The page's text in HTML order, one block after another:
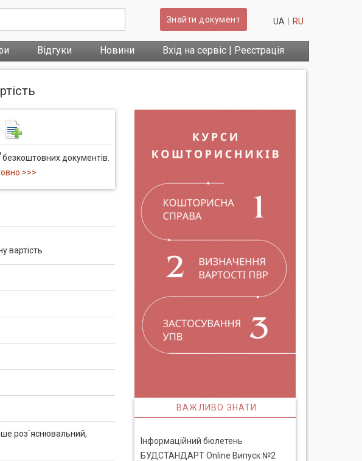
Знайти документ UA RU
Відгуки Новини Вхід на сервіс | Реєстрація
безкоштовних документів.
>>>
вартість
роз`яснювальний,
ВАЖЛИВО ЗНАТИ
Інформаційний бюлетень
БУДСТАНДАРТ Online Випуск №2